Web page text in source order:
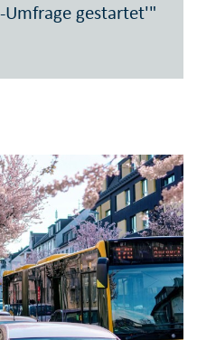
gestartet'"